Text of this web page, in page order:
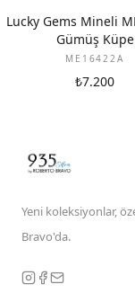
Lucky Gems Mineli
Gümüş Küpe
ME16422A
₺7.200
Yeni koleksiyonlar,
Bravo'da.